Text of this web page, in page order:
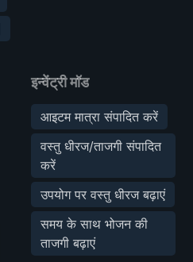
इन्वेंट्री मॉड
आइटम मात्रा संपादित करें
वस्तु धीरज/ताजगी संपादित
करें
उपयोग पर वस्तु धीरज बढ़ाएं
समय के साथ भोजन की
ताजगी बढ़ाएं